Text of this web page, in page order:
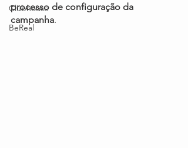
Clubhouse
BeReal
processo de configuração da
campanha.